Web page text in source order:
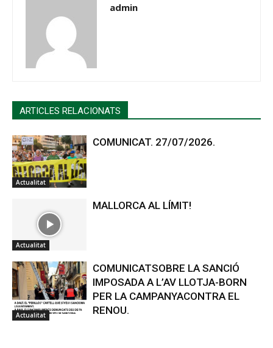
admin
ARTICLES RELACIONATS
Actualitat
COMUNICAT. 27/07/2026.
Actualitat
MALLORCA AL LÍMIT!
Actualitat
COMUNICATSOBRE LA SANCIÓ
IMPOSADA A L’AV LLOTJA-BORN
PER LA CAMPANYACONTRA EL
RENOU.